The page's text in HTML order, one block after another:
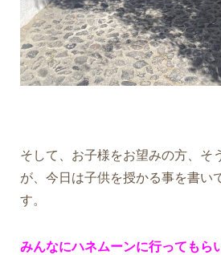
そして、お子様をお望みの方、そ
が、今日は子供を授かる事を書い
す。
みんなにハネムーンに行ってもら